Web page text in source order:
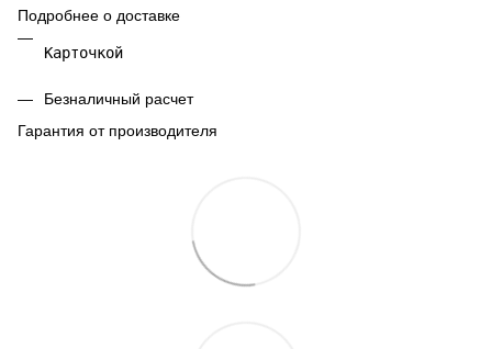
Подробнее о доставке
Карточкой
Безналичный расчет
Гарантия от производителя